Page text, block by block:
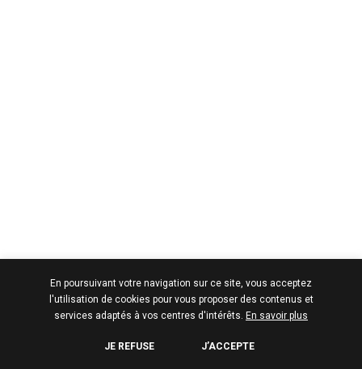
En poursuivant votre navigation sur ce site, vous acceptez
l'utilisation de cookies pour vous proposer des contenus et
services adaptés à vos centres d'intérêts. En savoir plus
JE REFUSE J’ACCEPTE